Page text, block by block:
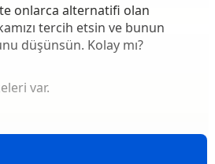
onlarca alternatifi olan
tercih etsin ve bunun
düşünsün. Kolay mı?
var.